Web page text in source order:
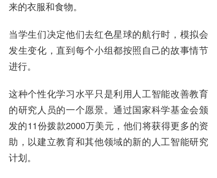
来的衣服和食物。
当学生们决定他们去红色星球的航行时，模拟会
发生变化，直到每个小组都按照自己的故事情节
进行。
这种个性化学习水平只是利用人工智能改善教育
的研究人员的一个愿景。通过国家科学基金会颁
发的11份拨款2000万美元，他们将获得更多的资
助，以建立教育和其他领域的新的人工智能研究
计划。